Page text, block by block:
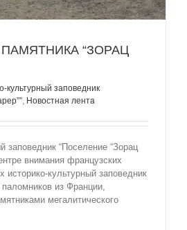
“ЗОРАЦ
культурный заповедник
Новостная лента
заповедник “Поселение “Зорац
внимания французских
историко-культурный заповедник
из Франции,
мегалитического